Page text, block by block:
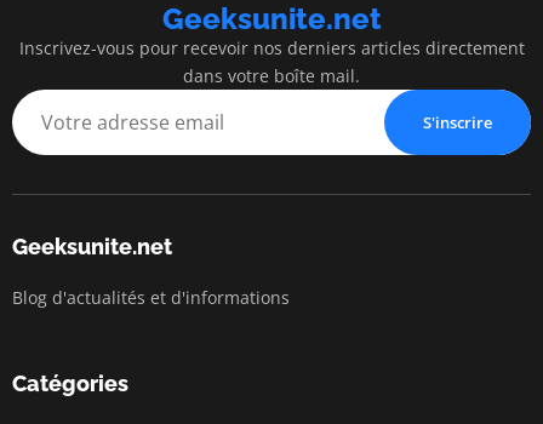
Geeksunite.net
Inscrivez-vous pour recevoir nos derniers articles directement
dans votre boîte mail.
S'inscrire
Geeksunite.net
Blog d'actualités et d'informations
Catégories